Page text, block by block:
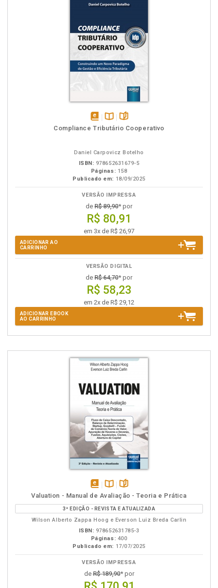
disponívelDisponível
páginas
Compliance Tributário Cooperativo
Daniel Carpovicz Botelho
ISBN: 978652631679-5
Páginas: 158
Publicado em: 18/09/2025
VERSÃO IMPRESSA
de R$ 89,90* por
R$ 80,91
em 3x de R$ 26,97
ADICIONAR AO
CARRINHO
VERSÃO DIGITAL
de R$ 64,70* por
R$ 58,23
em 2x de R$ 29,12
ADICIONAR EBOOK
AO CARRINHO
disponível
em
eBook
Disponível
na
B.V.
páginas
Valuation - Manual de Avaliação - Teoria e Prática
3ª EDIÇÃO - REVISTA E ATUALIZADA
Wilson Alberto Zappa Hoog e Everson Luiz Breda Carlin
ISBN: 978652631785-3
Páginas: 400
Publicado em: 17/07/2025
VERSÃO IMPRESSA
deR$ 189,90* por